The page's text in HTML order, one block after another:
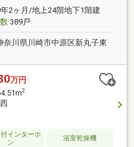
学園（徒歩10分／約
2ヶ月/地上24階地下1階建
389戸
奈川県川崎市中原区新丸子東
万円
2
インターホ
ン
浴室乾燥機